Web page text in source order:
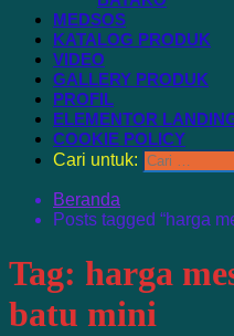
MEDSOS
KATALOG PRODUK
VIDEO
GALLERY PRODUK
PROFIL
ELEMENTOR
COOKIE POLICY
Cari untuk:
Beranda
Posts tagged “harga
Tag: harga
batu mini